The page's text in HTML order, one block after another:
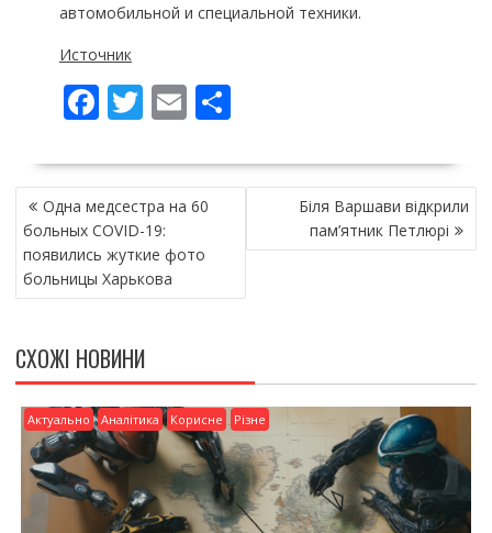
автомобильной и специальной техники.
Источник
F
e
b
o
o
k
T
itt
er
E
ai
l
П
ді
и
и
НАВІГАЦІЯ
ЗАПИСІВ
Одна медсестра на 60
больных COVID-19:
появились жуткие фото
больницы Харькова
Біля Варшави відкрили
пам’ятник Петлюрі
СХОЖІ НОВИНИ
Актуально Аналітика Корисне Різне